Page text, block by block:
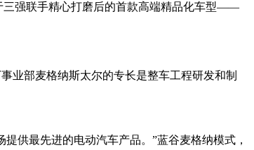
三强联手精心打磨后的首款高端精品化车型——
业部麦格纳斯太尔的专长是整车工程研发和制
供最先进的电动汽车产品。”蓝谷麦格纳模式，